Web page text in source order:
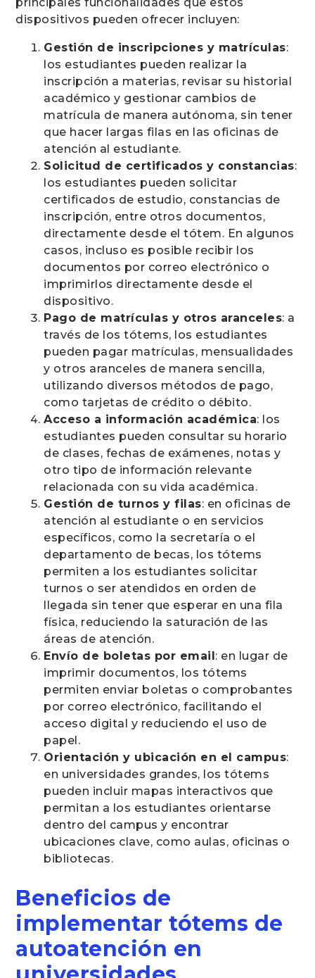
dispositivos pueden ofrecer incluyen:
Gestión de inscripciones y matrículas:
los estudiantes pueden realizar la
inscripción a materias, revisar su historial
académico y gestionar cambios de
matrícula de manera autónoma, sin tener
que hacer largas filas en las oficinas de
atención al estudiante.
Solicitud de certificados y constancias:
los estudiantes pueden solicitar
certificados de estudio, constancias de
inscripción, entre otros documentos,
directamente desde el tótem. En algunos
casos, incluso es posible recibir los
documentos por correo electrónico o
imprimirlos directamente desde el
dispositivo.
Pago de matrículas y otros aranceles: a
través de los tótems, los estudiantes
pueden pagar matrículas, mensualidades
y otros aranceles de manera sencilla,
utilizando diversos métodos de pago,
como tarjetas de crédito o débito.
Acceso a información académica: los
estudiantes pueden consultar su horario
de clases, fechas de exámenes, notas y
otro tipo de información relevante
relacionada con su vida académica.
Gestión de turnos y filas: en oficinas de
atención al estudiante o en servicios
específicos, como la secretaría o el
departamento de becas, los tótems
permiten a los estudiantes solicitar
turnos o ser atendidos en orden de
llegada sin tener que esperar en una fila
física, reduciendo la saturación de las
áreas de atención.
Envío de boletas por email: en lugar de
imprimir documentos, los tótems
permiten enviar boletas o comprobantes
por correo electrónico, facilitando el
acceso digital y reduciendo el uso de
papel.
Orientación y ubicación en el campus:
en universidades grandes, los tótems
pueden incluir mapas interactivos que
permitan a los estudiantes orientarse
dentro del campus y encontrar
ubicaciones clave, como aulas, oficinas o
bibliotecas.
Beneficios de
implementar tótems de
autoatención en